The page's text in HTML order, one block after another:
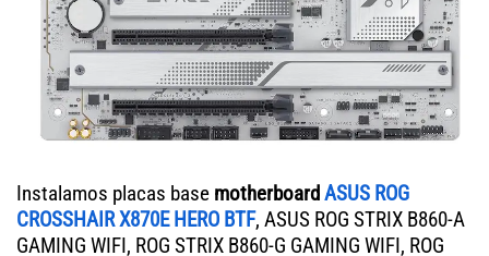
Instalamos placas base motherboardASUS ROG
CROSSHAIR X870E HERO BTF, ASUS ROG STRIX B860-A
GAMING WIFI, ROG STRIX B860-G GAMING WIFI, ROG